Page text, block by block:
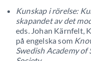
Kunskap i rörelse:
skapandet av det
eds. Johan Kärnfelt,
på engelska som
Swedish Academy